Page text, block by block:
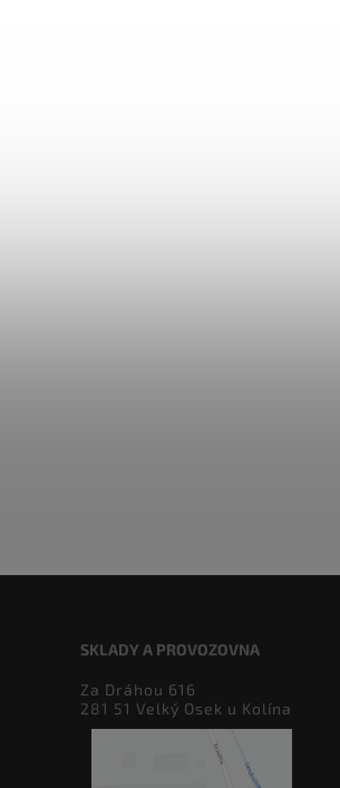
SKLADY A PROVOZOVNA
Za Dráhou 616
281 51 Velký Osek u Kolína